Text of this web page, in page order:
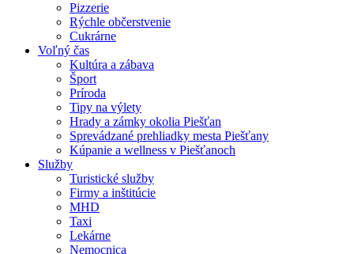
Pizzerie
Rýchle občerstvenie
Cukrárne
Voľný čas
Kultúra a zábava
Šport
Príroda
Tipy na výlety
Hrady a zámky okolia Piešťan
Sprevádzané prehliadky mesta Piešťany
Kúpanie a wellness v Piešťanoch
Služby
Turistické služby
Firmy a inštitúcie
MHD
Taxi
Lekárne
Nemocnica